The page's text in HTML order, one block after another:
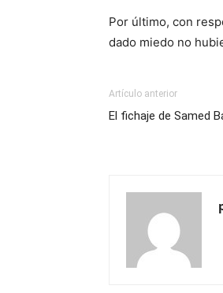
Por último, con
dado miedo no
Artículo anterior
El fichaje de Samed